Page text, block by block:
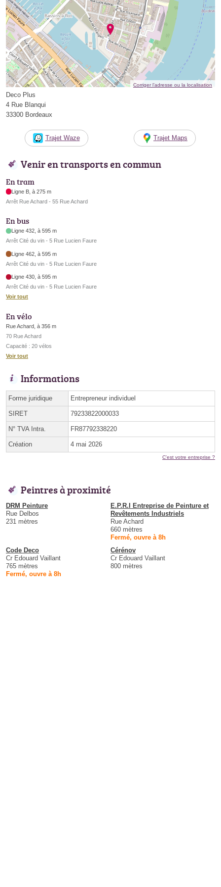
Corriger l’adresse ou la localisation
Deco Plus
4 Rue Blanqui
33300 Bordeaux
Trajet Waze Trajet Maps
Venir en transports en commun
En tram
Ligne B, à 275 m
Arrêt Rue Achard - 55 Rue Achard
En bus
Ligne 432, à 595 m
Arrêt Cité du vin - 5 Rue Lucien Faure
Ligne 462, à 595 m
Arrêt Cité du vin - 5 Rue Lucien Faure
Ligne 430, à 595 m
Arrêt Cité du vin - 5 Rue Lucien Faure
Voir tout
En vélo
Rue Achard, à 356 m
70 Rue Achard
Capacité : 20 vélos
Voir tout
Informations
Forme juridique Entrepreneur individuel
SIRET 79233822000033
N° TVA Intra. FR87792338220
Création 4 mai 2026
C'est votre entreprise ?
Peintres à proximité
DRM Peinture
Rue Delbos
231 mètres
E.P.R.I Entreprise de Peinture et
Revêtements Industriels
Rue Achard
660 mètres
Fermé, ouvre à 8h
Code Deco
Cr Edouard Vaillant
765 mètres
Fermé, ouvre à 8h
Cérénov
Cr Edouard Vaillant
800 mètres